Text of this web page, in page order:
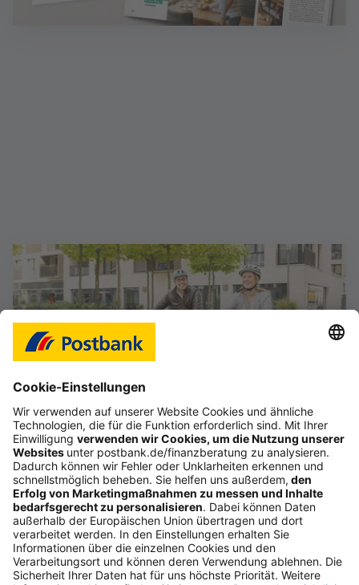
Das Gefühl, im Job frei zu sein
Starte deine selbstständige Karriere im Vertrieb,
auch als Quereinsteiger (d/m/w).